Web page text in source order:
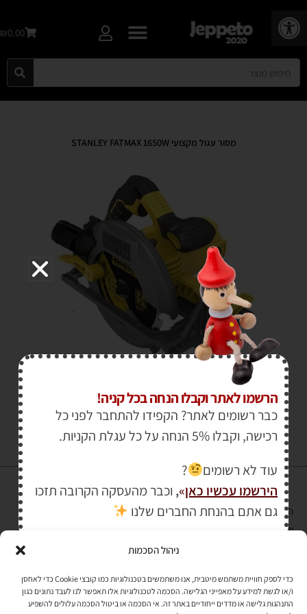
פתח סרגל נגישות
ניהול הסכמות
כדי לספק חוויית משתמש מיטבית, אנו משתמשים בטכנולוגיות כמו קובצי Cookie כדי לאחסן
ו/או לגשת למידע על מאפייני הגלישה. הסכמה לטכנולוגיות אלו תאפשר לנו לעבד נתונים כגון
התנהגות גלישה או מדדים ייחודיים באתר זה. אי הסכמה או ביטול הסכמה עלולים להשפיע
₪0.00
מסור עגול מקצועי STANLEY FATMAX 1650W
והעומד בתקן אבטחה PCI DSS Level-1
לתקנון האתר»
הרשמו לאתר וקבלו הנחה בכל קניה!
כבר רשומים לאתר? הקפידו להתחבר לפני כל
רכישה, וקבלו 5% הנחה על כל עגלת הקניות.
עוד לא רשומים
?
הירשמו עכשיו כאן»
, וכבר מהעסקה הקרובה תזכו
גם אתם בהנחת החברים שלנו